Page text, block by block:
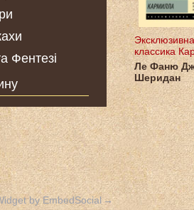
Фентезі
by EmbedSocial→
классика
Ле Фаню
Шеридан